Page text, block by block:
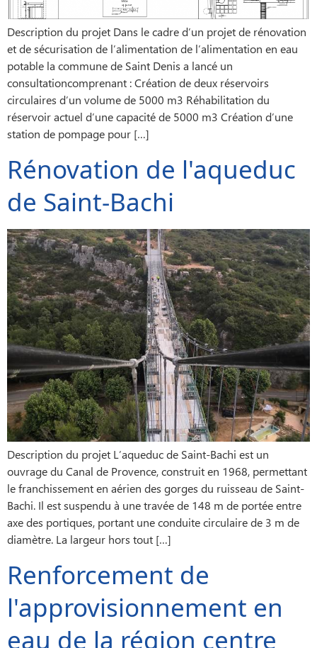
Description du projet Dans le cadre d’un projet de rénovation
et de sécurisation de l’alimentation de l’alimentation en eau
potable la commune de Saint Denis a lancé un
consultationcomprenant : Création de deux réservoirs
circulaires d’un volume de 5000 m3 Réhabilitation du
réservoir actuel d’une capacité de 5000 m3 Création d’une
station de pompage pour […]
Rénovation de l'aqueduc
de Saint-Bachi
Description du projet L’aqueduc de Saint-Bachi est un
ouvrage du Canal de Provence, construit en 1968, permettant
le franchissement en aérien des gorges du ruisseau de Saint-
Bachi. Il est suspendu à une travée de 148 m de portée entre
axe des portiques, portant une conduite circulaire de 3 m de
diamètre. La largeur hors tout […]
Renforcement de
l'approvisionnement en
eau de la région centre